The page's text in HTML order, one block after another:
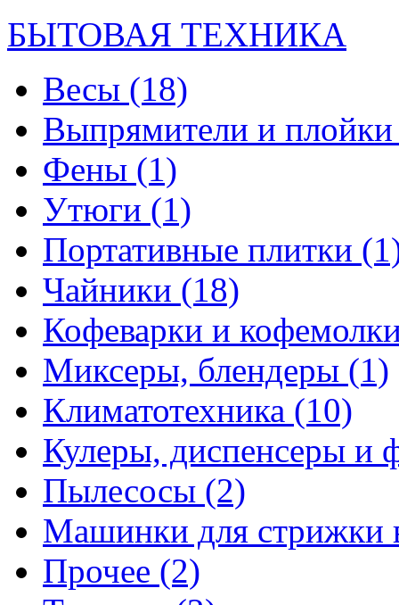
БЫТОВАЯ ТЕХНИКА
Весы (18)
Выпрямители и
Фены (1)
Утюги (1)
Портативные плитки
Чайники (18)
Кофеварки и
Миксеры, блендеры (1)
Климатотехника (10)
Кулеры, диспенсеры и
Пылесосы (2)
Машинки для стрижки
Прочее (2)